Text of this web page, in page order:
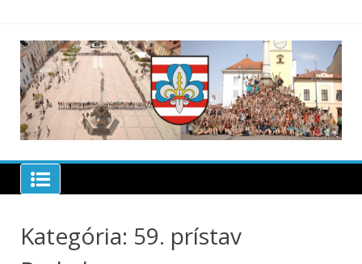
content
Skauting Banská Bystrica
Kategória: 59. prístav